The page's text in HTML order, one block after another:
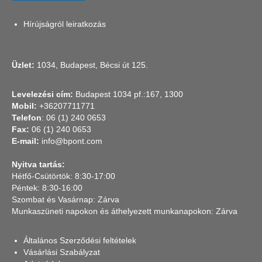
Hírújságról leiratkozás
Üzlet: 1034, Budapest, Bécsi út 125.
Levelezési cím: Budapest 1034 pf.:167, 1300
Mobil: +36207711771
Telefon: 06 (1) 240 0653
Fax: 06 (1) 240 0653
E-mail: info@bpont.com
Nyitva tartás:
Hétfő-Csütörtök: 8:30-17:00
Péntek: 8:30-16:00
Szombat és Vasárnap: Zárva
Munkaszüneti napokon és áthelyezett munkanapokon: Zárva
Általános Szerződési feltételek
Vásárlási Szabályzat